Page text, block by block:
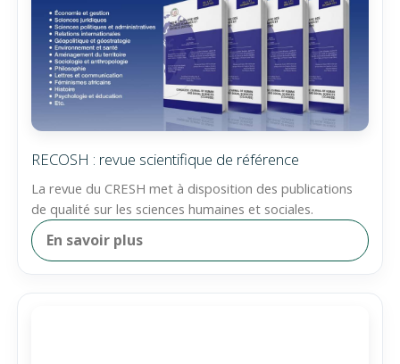
RECOSH : revue scientifique de référence
La revue du CRESH met à disposition des publications
de qualité sur les sciences humaines et sociales.
En savoir plus